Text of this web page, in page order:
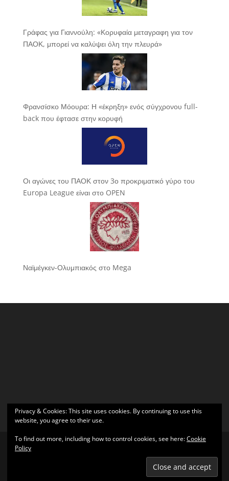
Γράφας για Γιαννούλη: «Κορυφαία μεταγραφη για τον
ΠΑΟΚ, μπορεί να καλύψει όλη την πλευρά»
Φρανσίσκο Μόουρα: Η «έκρηξη» ενός σύγχρονου full-
back που έφτασε στην κορυφή
Οι αγώνες του ΠΑΟΚ στον 3ο προκριματικό γύρο του
Europa League είναι στο OPEN
Ναϊμέγκεν-Ολυμπιακός στο Mega
| Υποστηρίζεται από
Privacy & Cookies: This site uses cookies. By continuing to use this
website, you agree to their use.
To find out more, including how to control cookies, see here:Cookie
Policy